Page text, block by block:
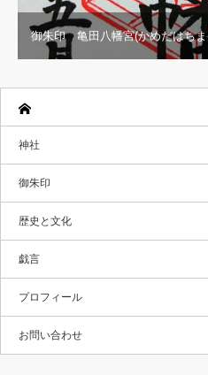
御朱印 亀田八幡宮(かめだはち
神社
御朱印
歴史と文化
戯言
プロフィール
お問い合わせ